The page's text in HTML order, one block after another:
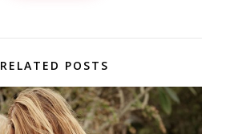
RELATED POSTS